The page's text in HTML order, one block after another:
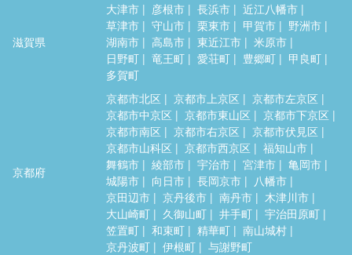
滋賀県
大津市 彦根市 長浜市
近江八幡市
草津市
守山市 栗東市 甲賀市
野洲市
湖南市
高島市 東近江市
米原市
日野町
竜王町 愛荘町 豊郷町
甲良町
多賀町
京都府
京都市北区 京都市上京区
京都市左京区
京都市中京区
京都市東山区
京都市下京区
京都市南区
京都市右京区
京都市伏見区
京都市山科区
京都市西京区
福知山市
舞鶴市
綾部市 宇治市 宮津市
亀岡市
城陽市
向日市 長岡京市
八幡市
京田辺市
京丹後市 南丹市
木津川市
大山崎町
久御山町 井手町
宇治田原町
笠置町
和束町 精華町
南山城村
京丹波町
伊根町 与謝野町